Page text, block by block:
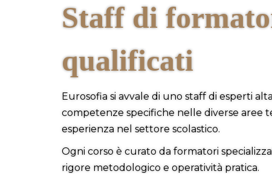
Staff di
qualificati
Eurosofia si avvale di uno staff di esperti
competenze specifiche nelle diverse aree
esperienza nel settore scolastico.
Ogni corso è curato da formatori
rigore metodologico e operatività pratica.